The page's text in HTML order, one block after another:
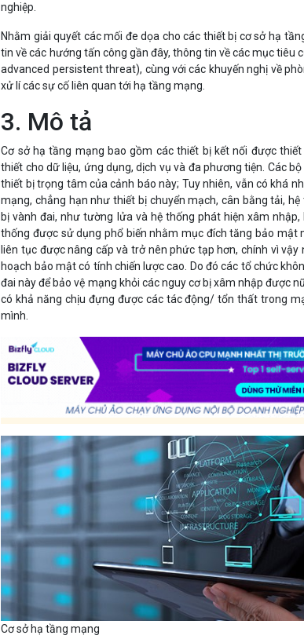
nghiệp.
Nhằm giải quyết các mối đe dọa cho các thiết bị cơ sở hạ
tin về các hướng tấn công gần đây, thông tin về các mục tiêu
advanced persistent threat), cùng với các khuyến nghị về
xử lí các sự cố liên quan tới hạ tầng mạng.
3. Mô tả
Cơ sở hạ tầng mạng bao gồm các thiết bị kết nối được
thiết cho dữ liệu, ứng dụng, dịch vụ và đa phương tiện. Các
thiết bị trọng tâm của cảnh báo này; Tuy nhiên, vẫn có khá
mạng, chẳng hạn như thiết bị chuyển mạch, cân bằng tải,
bị vành đai, như tường lửa và hệ thống phát hiện xâm
thống được sử dụng phổ biến nhằm mục đích tăng bảo mật
liên tục được nâng cấp và trở nên phức tạp hơn, chính vì
hoạch bảo mật có tính chiến lược cao. Do đó các tổ chức
đai này để bảo vệ mạng khỏi các nguy cơ bị xâm nhập được
có khả năng chịu đựng được các tác động/ tổn thất trong
mình.
Cơ sở hạ tầng mạng